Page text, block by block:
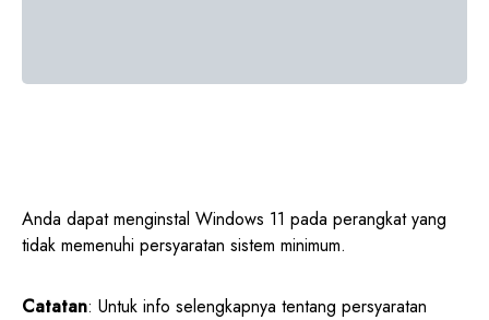
Anda dapat menginstal Windows 11 pada perangkat yang
tidak memenuhi persyaratan sistem minimum.
Catatan: Untuk info selengkapnya tentang persyaratan